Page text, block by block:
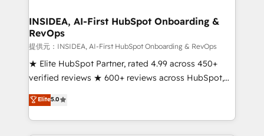
scale. 🏆 HubSpot’s CEO called us “the partner of the
future.” Others agree it is proof of trust built through
measurable impact.
INSIDEA, AI-First HubSpot Onboarding &
RevOps
提供元：INSIDEA, AI-First HubSpot Onboarding & RevOps
★ Elite HubSpot Partner, rated 4.99 across 450+
verified reviews ★ 600+ reviews across HubSpot,
G2 & Clutch ★ 150+ in-house HubSpot-certified
experts ★ 1,500+ implementations across 25+
countries ★ AI-first, RevOps-led, onboarding-
Elite5.0